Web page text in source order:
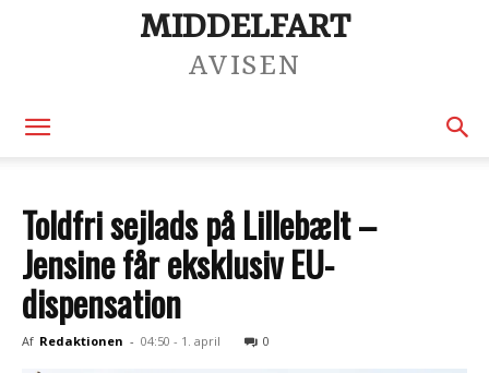
MIDDELFART
AVISEN
Toldfri sejlads på Lillebælt –
Jensine får eksklusiv EU-
dispensation
Af Redaktionen - 04:50 - 1. april 0